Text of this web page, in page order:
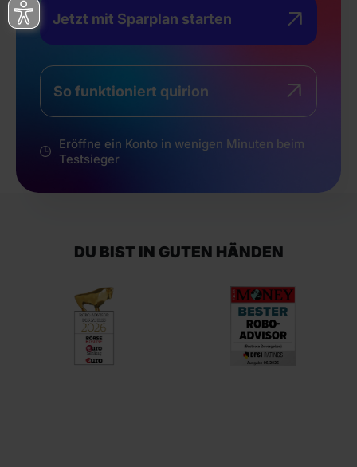
Jetzt mit Sparplan starten
So funktioniert quirion
Eröffne ein Konto in wenigen Minuten beim
Testsieger
DU BIST IN GUTEN HÄNDEN